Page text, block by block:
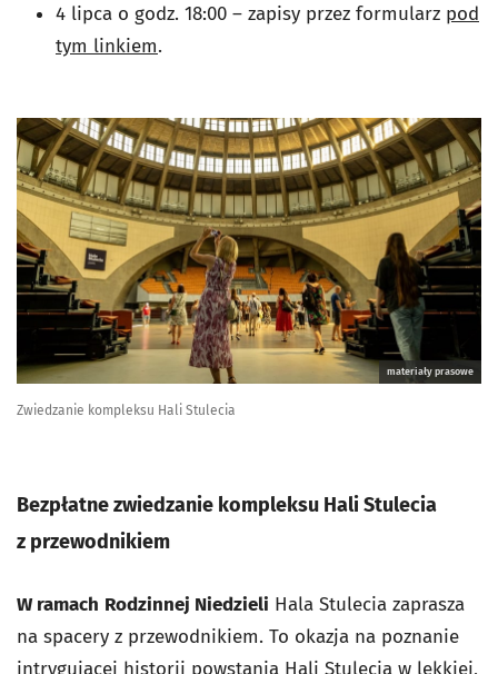
4 lipca o godz. 18:00 – zapisy przez formularz pod
tym linkiem.
materiały prasowe
Zwiedzanie kompleksu Hali Stulecia
Bezpłatne zwiedzanie kompleksu Hali Stulecia
z przewodnikiem
W ramach Rodzinnej Niedzieli Hala Stulecia zaprasza
na spacery z przewodnikiem. To okazja na poznanie
intrygującej historii powstania Hali Stulecia w lekkiej,